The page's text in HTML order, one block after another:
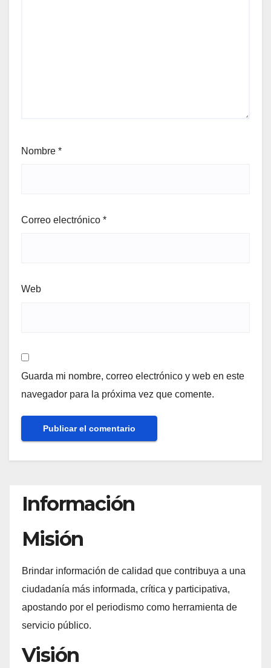
Nombre *
Correo electrónico *
Web
Guarda mi nombre, correo electrónico y web en este
navegador para la próxima vez que comente.
Información
Misión
Brindar información de calidad que contribuya a una
ciudadanía más informada, crítica y participativa,
apostando por el periodismo como herramienta de
servicio público.
Visión